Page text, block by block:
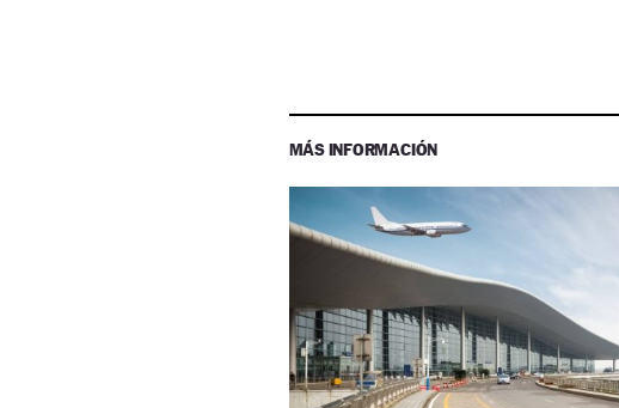
MÁS INFORMACIÓN